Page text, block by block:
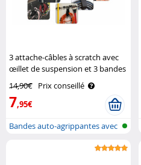
3 attache-câbles à scratch avec
œillet de suspension et 3 bandes
14,90€ Prix conseillé
7,95€
Bandes auto-agrippantes avec